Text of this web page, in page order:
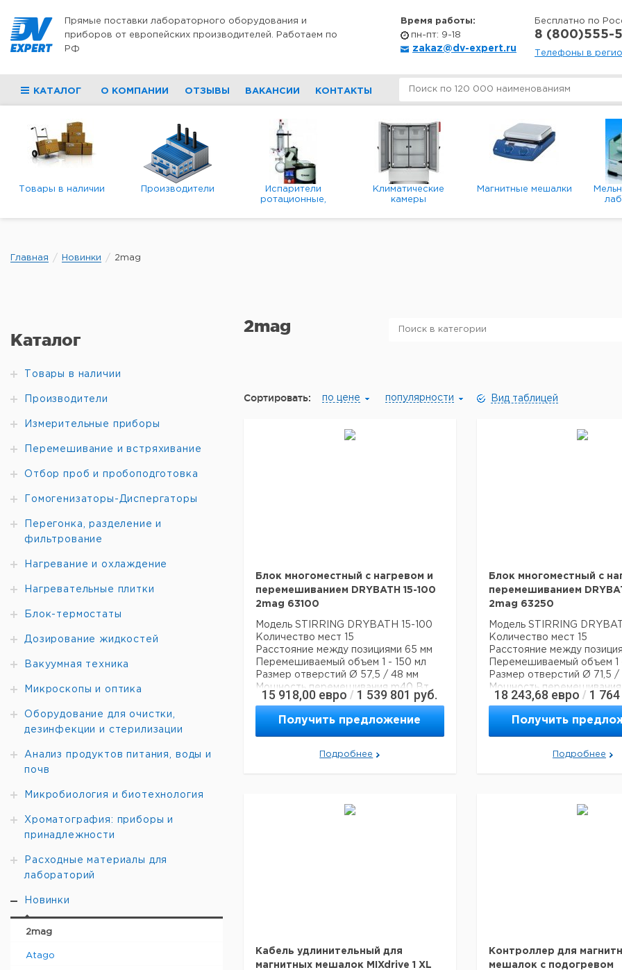
Прямые поставки лабораторного оборудования и
приборов от европейских производителей. Работаем по
РФ
Время работы:
пн-пт: 9-18
zakaz@dv-expert.ru
Бесплатно по
8 (800)555-
Телефоны в
КАТАЛОГ О КОМПАНИИ ОТЗЫВЫ ВАКАНСИИ КОНТАКТЫ
Товары в наличии Производители
Испарители
ротационные,
вакуумные
Климатические
камеры
Магнитные мешалки
Главная Новинки 2mag
Каталог
Товары в наличии
Производители
Измерительные приборы
Перемешивание и встряхивание
Отбор проб и пробоподготовка
Гомогенизаторы-Диспергаторы
Перегонка, разделение и
фильтрование
Нагревание и охлаждение
Нагревательные плитки
Блок-термостаты
Дозирование жидкостей
Вакуумная техника
Микроскопы и оптика
Оборудование для очистки,
дезинфекции и стерилизации
Анализ продуктов питания, воды и
почв
Микробиология и биотехнология
Хроматография: приборы и
принадлежности
Расходные материалы для
лабораторий
Новинки
2mag
Atago
2mag
Сортировать: по цене популярности Вид таблицей
Блок многоместный с нагревом и
перемешиванием DRYBATH 15-100
2mag 63100
Модель STIRRING DRYBATH 15-100
Количество мест 15
Расстояние между позициями 65 мм
Перемешиваемый объем 1 - 150 мл
Размер отверстий Ø 57,5 / 48 мм
Мощность перемешивания m40 Вт
Задание мощности 10-100% (10
шагов)
Диапазон температур нагрева +40 °C
… +200 °C
Мощность нагрева 1000 Вт
100-2000 об/мин
Класс защиты IP20
15 918,00евро / 1 539 801 руб.
Получить предложение
Подробнее
Блок многоместный с
перемешиванием
2mag 63250
Модель STIRRING
Количество мест 15
Расстояние между
Перемешиваемый объем 1
Размер отверстий Ø 71,5 /
Мощность
Задаваемая мощность 10-
шагов)
Диапазон температур
… +200 °C
Мощность нагрева 1150 Вт
100-2000 об/мин
Класс защиты IP20
18 243,68 евро / 1
Получить
Подробнее
Кабель удлинительный для
магнитных мешалок MIXdrive 1 XL
Контроллер для
мешалок с подогревом